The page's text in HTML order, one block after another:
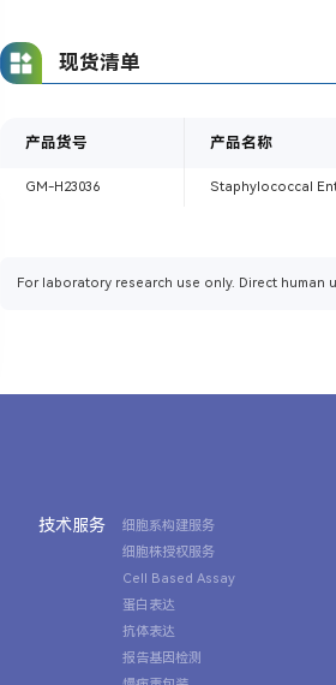
现货清单
产品货号 产品名称
GM-H23036 Staphylococcal
For laboratory research use only. Direct
技术服务
细胞系构建服务
细胞株授权服务
Cell Based Assay
蛋白表达
抗体表达
报告基因检测